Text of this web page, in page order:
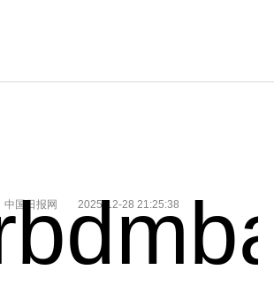
中国日报网 2025-12-28 21:25:38